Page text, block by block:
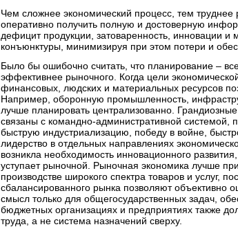
Чем сложнее экономический процесс, тем труднее
оперативно получить полную и достоверную
дефицит продукции, затоваренность, инновации
конъюнктуры, минимизируя при этом потери и
Было бы ошибочно считать, что планирование –
эффективнее рыночного. Когда цели
финансовых, людских и материальных ресурсов
Например, оборонную промышленность,
лучше планировать централизованно.
связаны с командно-административной
быструю индустриализацию, победу в войне,
лидерство в отдельных направлениях
возникла необходимость инновационного
уступает рыночной. Рыночная экономика лучше
производстве широкого спектра товаров и услуг,
сбалансированного рынка позволяют объективно
смысл только для общегосударственных задач,
бюджетных организациях и предприятиях также
труда, а не система назначений сверху.